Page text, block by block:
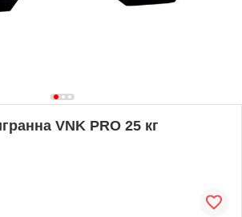
VNK PRO 25 кг